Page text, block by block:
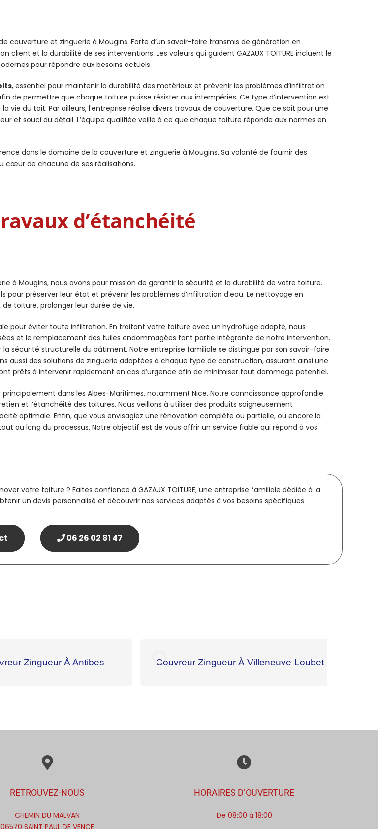
couverture et zinguerie à Mougins. Forte d’un savoir-faire transmis de génération en
et la durabilité de ses interventions. Les valeurs qui guident GAZAUX TOITURE incluent le
pour répondre aux besoins actuels.
, essentiel pour maintenir la durabilité des matériaux et prévenir les problèmes d’infiltration
de permettre que chaque toiture puisse résister aux intempéries. Ce type d’intervention est
du toit. Par ailleurs, l’entreprise réalise divers travaux de couverture. Que ce soit pour une
et souci du détail. L’équipe qualifiée veille à ce que chaque toiture réponde aux normes en
dans le domaine de la couverture et zinguerie à Mougins. Sa volonté de fournir des
cœur de chacune de ses réalisations.
d’étanchéité
à Mougins, nous avons pour mission de garantir la sécurité et la durabilité de votre toiture.
préserver leur état et prévenir les problèmes d’infiltration d’eau. Le nettoyage en
toiture, prolonger leur durée de vie.
pour éviter toute infiltration. En traitant votre toiture avec un hydrofuge adapté, nous
et le remplacement des tuiles endommagées font partie intégrante de notre intervention.
sécurité structurelle du bâtiment. Notre entreprise familiale se distingue par son savoir-faire
aussi des solutions de zinguerie adaptées à chaque type de construction, assurant ainsi une
prêts à intervenir rapidement en cas d’urgence afin de minimiser tout dommage potentiel.
dans les Alpes-Maritimes, notamment Nice. Notre connaissance approfondie
et l’étanchéité des toitures. Nous veillons à utiliser des produits soigneusement
optimale. Enfin, que vous envisagiez une rénovation complète ou partielle, ou encore la
au long du processus. Notre objectif est de vous offrir un service fiable qui répond à vos
votre toiture ? Faites confiance à GAZAUX TOITURE, une entreprise familiale dédiée à la
un devis personnalisé et découvrir nos services adaptés à vos besoins spécifiques.
06 26 02 81 47
Zingueur À Antibes Couvreur Zingueur À Villeneuve-Loubet
RETROUVEZ-NOUS
CHEMIN DU MALVAN
06570 SAINT PAUL DE VENCE
HORAIRES D’OUVERTURE
De 08:00 à 18:00